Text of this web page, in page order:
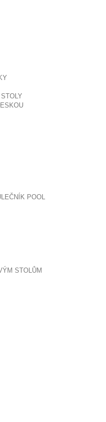
POOL
STOLŮM